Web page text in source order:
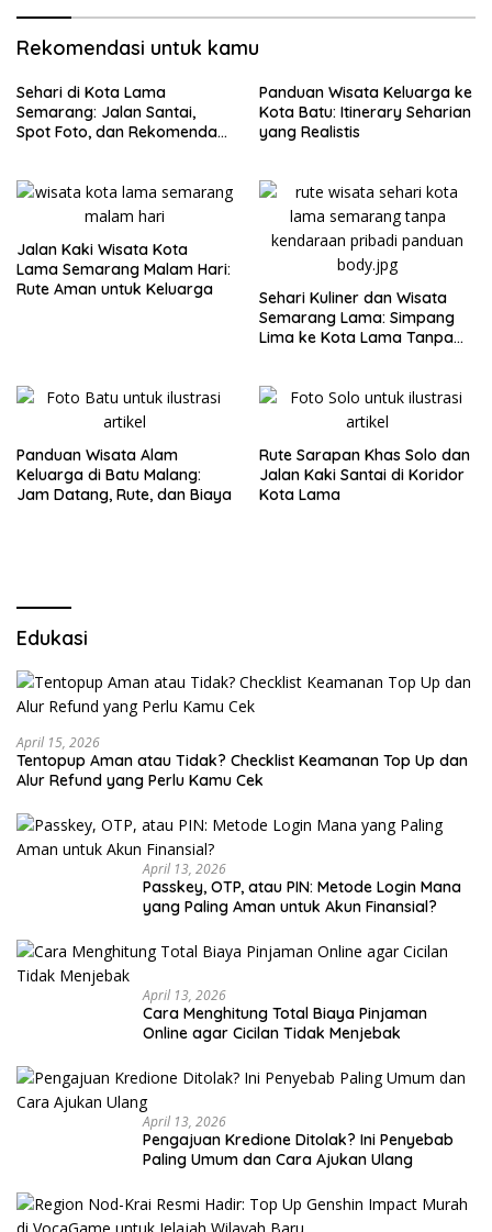
Rekomendasi untuk kamu
Sehari di Kota Lama
Semarang: Jalan Santai,
Spot Foto, dan Rekomendasi
Panduan Wisata Keluarga ke
Kota Batu: Itinerary Seharian
yang Realistis
Jalan Kaki Wisata Kota
Lama Semarang Malam Hari:
Rute Aman untuk Keluarga
Sehari Kuliner dan Wisata
Semarang Lama: Simpang
Lima ke Kota Lama Tanpa
Panduan Wisata Alam
Keluarga di Batu Malang:
Jam Datang, Rute, dan Biaya
Rute Sarapan Khas Solo dan
Jalan Kaki Santai di Koridor
Kota Lama
Edukasi
April 15, 2026
Tentopup Aman atau Tidak? Checklist Keamanan Top Up dan
Alur Refund yang Perlu Kamu Cek
April 13, 2026
Passkey, OTP, atau PIN: Metode Login Mana
yang Paling Aman untuk Akun Finansial?
April 13, 2026
Cara Menghitung Total Biaya Pinjaman
Online agar Cicilan Tidak Menjebak
April 13, 2026
Pengajuan Kredione Ditolak? Ini Penyebab
Paling Umum dan Cara Ajukan Ulang